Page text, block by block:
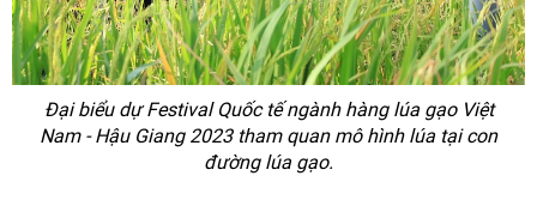
Đại biểu dự Festival Quốc tế ngành hàng lúa gạo Việt
Nam - Hậu Giang 2023 tham quan mô hình lúa tại con
đường lúa gạo.